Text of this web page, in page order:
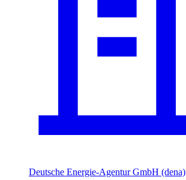
Deutsche Energie-Agentur GmbH (dena)